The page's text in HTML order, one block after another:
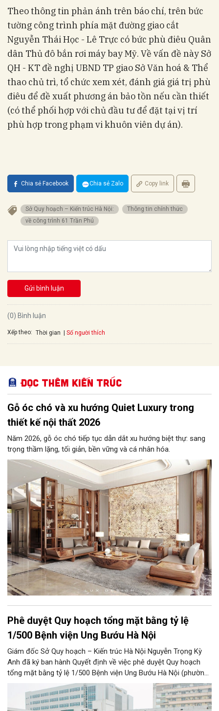
Theo thông tin phản ánh trên báo chí, trên bức
tường công trình phía mặt đường giao cắt
Nguyễn Thái Học - Lê Trực có bức phù điêu Quân
dân Thủ đô bắn rơi máy bay Mỹ. Về vấn đề này Sở
QH - KT đề nghị UBND TP giao Sở Văn hoá & Thể
thao chủ trì, tổ chức xem xét, đánh giá giá trị phù
điêu để đề xuất phương án bảo tồn nếu cần thiết
(có thể phối hợp với chủ đầu tư để đặt tại vị trí
phù hợp trong phạm vi khuôn viên dự án).
Chia sẻ Facebook Chia sẻ Zalo Copy link
Sở Quy hoạch – Kiến trúc Hà Nội:
Thông tin chính thức
về công trình 61 Trần Phú
Gửi bình luận
(0) Bình luận
Xếp theo: Thời gian Số người thích
Đọc thêm Kiến trúc
Gỗ óc chó và xu hướng Quiet Luxury trong
thiết kế nội thất 2026
Năm 2026, gỗ óc chó tiếp tục dẫn dắt xu hướng biệt thự: sang
trọng thầm lặng, tối giản, bền vững và cá nhân hóa.
Phê duyệt Quy hoạch tổng mặt bằng tỷ lệ
1/500 Bệnh viện Ung Bướu Hà Nội
Giám đốc Sở Quy hoạch – Kiến trúc Hà Nội Nguyễn Trọng Kỳ
Anh đã ký ban hành Quyết định về việc phê duyệt Quy hoạch
tổng mặt bằng tỷ lệ 1/500 Bệnh viện Ung Bướu Hà Nội (phường
Thanh Nhàn, quận Hai Bà Trưng) nhằm cụ thể hóa định hướng
Quy hoạch phát triển hệ thống y tế Thành phố Hà Nội đến năm
2020, định hướng đến năm 2030, Quy hoạch phân khu đô thị